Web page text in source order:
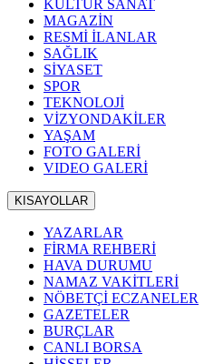
KÜLTÜR SANAT
MAGAZİN
RESMİ İLANLAR
SAĞLIK
SİYASET
SPOR
TEKNOLOJİ
VİZYONDAKİLER
YAŞAM
FOTO GALERİ
VIDEO GALERİ
KISAYOLLAR
YAZARLAR
FİRMA REHBERİ
HAVA DURUMU
NAMAZ VAKİTLERİ
NÖBETÇİ ECZANELER
GAZETELER
BURÇLAR
CANLI BORSA